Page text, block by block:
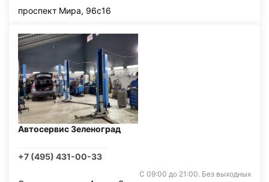
проспект Мира, 96с16
Автосервис Зеленоград
+7 (495) 431-00-33
С 09:00 до 21:00. Без выходных